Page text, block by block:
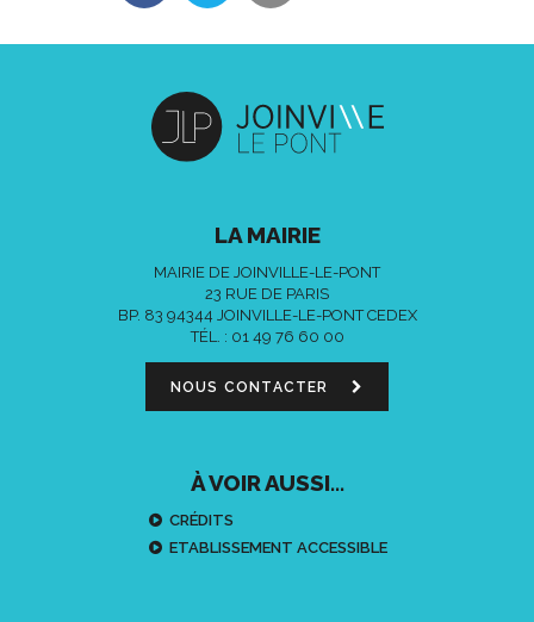
LA MAIRIE
MAIRIE DE JOINVILLE-LE-PONT
23 RUE DE PARIS
BP. 83 94344 JOINVILLE-LE-PONT CEDEX
TÉL. : 01 49 76 60 00
NOUS CONTACTER
À VOIR AUSSI...
CRÉDITS
ETABLISSEMENT ACCESSIBLE